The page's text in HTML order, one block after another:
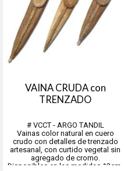
VAINA CRUDA con
TRENZADO
# VCCT - ARGO TANDIL
Vainas color natural en cuero
crudo con detalles de trenzado
artesanal, con curtido vegetal sin
agregado de cromo.
Disponibles en las medidas 12cm,